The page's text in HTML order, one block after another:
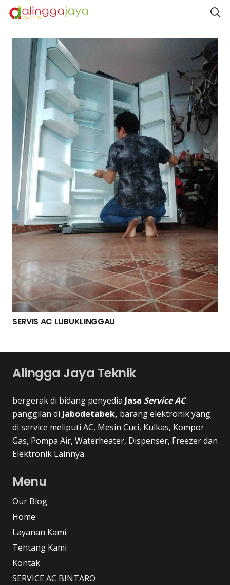
SERVIS AC LUBUKLINGGAU
Alingga Jaya Teknik
bergerak di bidang penyedia Jasa Service AC
panggilan di Jabodetabek, barang elektronik yang
di service meliputi AC, Mesin Cuci, Kulkas, Kompor
Gas, Pompa Air, Waterheater, Dispenser, Freezer dan
Elektronik Lainnya.
Menu
Our Blog
Home
Layanan Kami
Tentang Kami
Kontak
SERVICE AC BINTARO